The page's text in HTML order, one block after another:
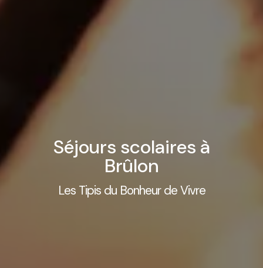
Séjours scolaires à
Brûlon
Les Tipis du Bonheur de Vivre